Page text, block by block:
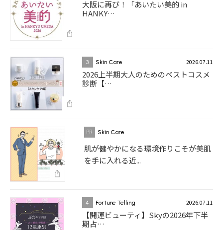
大阪に再び！「あいたい美的 in
HANKY…
3 Skin Care 2026.07.11
2026上半期大人のためのベストコスメ
診断【…
Skin Care
肌が健やかになる環境作りこそが美肌
を手に入れる近...
4 Fortune Telling 2026.07.11
【開運ビューティ】Skyの2026年下半
期占…